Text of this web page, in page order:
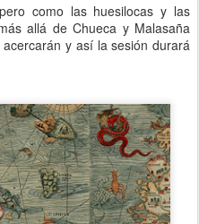
como las huesilocas y las
allá de Chueca y Malasaña
y así la sesión durará